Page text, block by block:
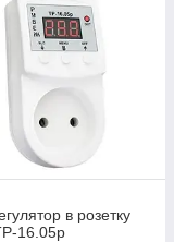
в розетку
16.05р